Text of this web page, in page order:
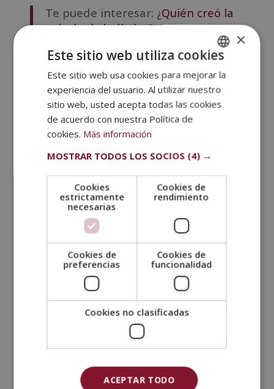
Te puede interesar: ¿Quién creó la
psicología holística?
¿Quién creó la psicología holística?
Los 5 elementos de la medicina tradicional
china
Existen los
5 elementos de la medicina
tradicional china
que se utilizan para comprender la
y del entorno. Pero, ¿cuáles son?
Madera
La madera representa el crecimiento, la flexibilidad y
vitalidad. La energía de la madera regula el flujo
armonioso de Qi, permitiendo el crecimiento y la
adaptabilidad. Este elemento de la medicina
tradicional china está asociado con el hígado y la
vesícula biliar. Por ello, según los expertos en esta
disciplina, un desequilibrio en la energía de madera
puede manifestarse en problemas hepáticos, de
visión o emocionales.
vinculan con la energía del fuego. Esta representa la
chispa de la vida y se considera que su equilibrio es
SPANISH
PORTUGUESE
×
Este sitio web utiliza cookies
Este sitio web usa cookies para mejorar la
experiencia del usuario. Al utilizar nuestro
sitio web, usted acepta todas las cookies
de acuerdo con nuestra Política de
cookies. Más información
MOSTRAR TODOS LOS SOCIOS (4) →
Cookies
estrictamente
necesarias
Cookies de
rendimiento
Cookies de
preferencias
Cookies de
funcionalidad
Cookies no clasificadas
ACEPTAR TODO